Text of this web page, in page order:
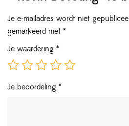
Je e-mailadres wordt niet
gemarkeerd met *
Je waardering *
Je beoordeling *